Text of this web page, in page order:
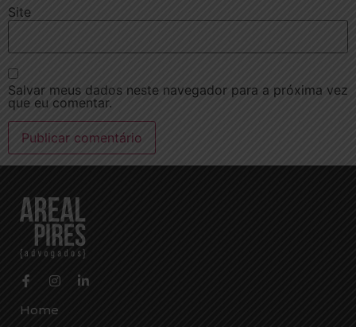
Site
Salvar meus dados neste navegador para a próxima vez
que eu comentar.
Home